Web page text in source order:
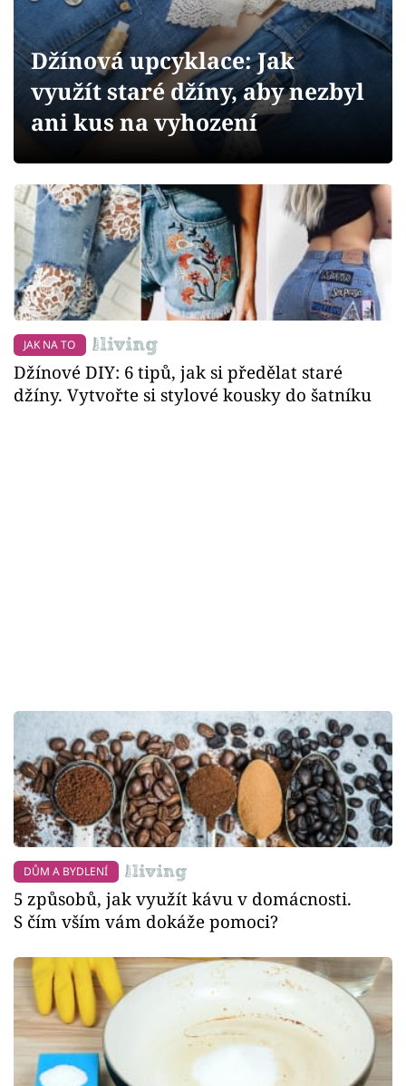
Přihlášení
Sledujte nás
Džínová upcyklace: Jak
využít staré džíny, aby nezbyl
ani kus na vyhození
JAK NA TO
Džínové DIY: 6 tipů, jak si předělat staré
džíny. Vytvořte si stylové kousky do šatníku
DŮM A BYDLENÍ
5 způsobů, jak využít kávu v domácnosti.
S čím vším vám dokáže pomoci?